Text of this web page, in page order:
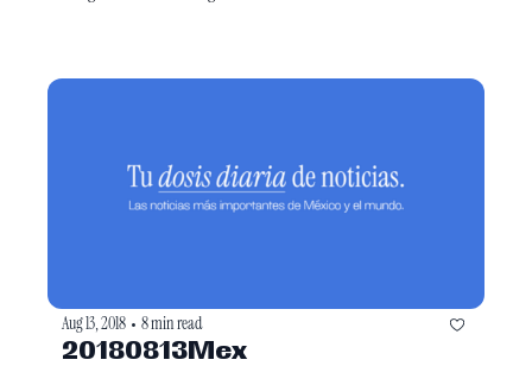
Aug 13, 2018 • 8 min read
20180813Mex